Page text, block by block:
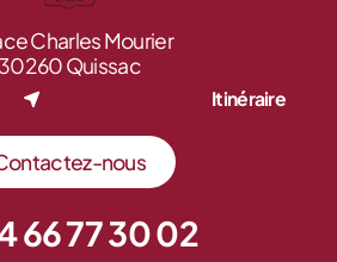
Charles Mourier
30260 Quissac
Itinéraire
nous
66 77 30 02